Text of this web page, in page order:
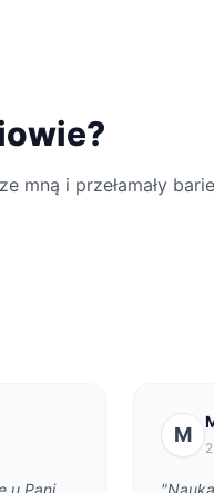
mną i przełamały
u Pani
M